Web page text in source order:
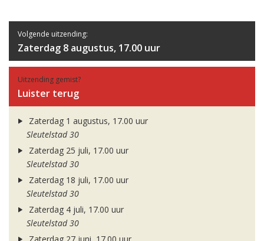
Volgende uitzending:
Zaterdag 8 augustus, 17.00 uur
Uitzending gemist?
Luister terug
Zaterdag 1 augustus, 17.00 uur
Sleutelstad 30
Zaterdag 25 juli, 17.00 uur
Sleutelstad 30
Zaterdag 18 juli, 17.00 uur
Sleutelstad 30
Zaterdag 4 juli, 17.00 uur
Sleutelstad 30